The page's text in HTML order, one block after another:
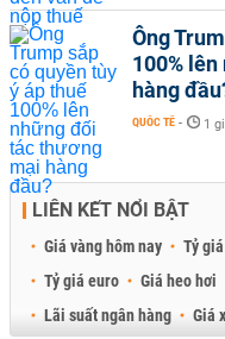
Ông
100%
hàng
QUỐC TẾ - 1
LIÊN KẾT NỔI BẬT
Giá vàng hôm nay Tỷ
Tỷ giá euro
Giá heo hơi
Lãi suất ngân hàng
Giá